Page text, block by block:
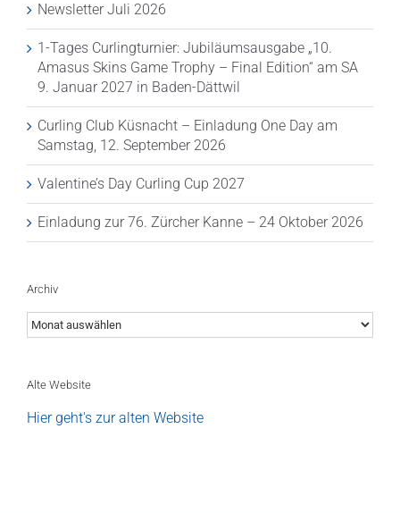
Newsletter Juli 2026
1-Tages Curlingturnier: Jubiläumsausgabe „10.
Amasus Skins Game Trophy – Final Edition“ am SA
9. Januar 2027 in Baden-Dättwil
Curling Club Küsnacht – Einladung One Day am
Samstag, 12. September 2026
Valentine’s Day Curling Cup 2027
Einladung zur 76. Zürcher Kanne – 24 Oktober 2026
Archiv
Archiv
Alte Website
Hier geht's zur alten Website